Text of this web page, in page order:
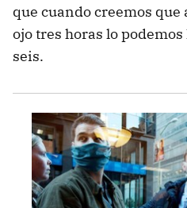
que cuando creemos que
ojo tres horas lo
seis.